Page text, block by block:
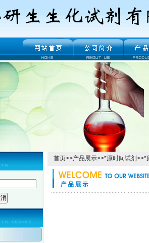
首页>>产品展示>>*原时间试剂 >>*